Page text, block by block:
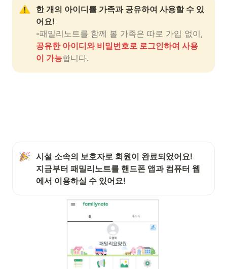
한 개의 아이디를 가족과 공유하여 사용할 수 있
어요!
-
공유한 아이디와 비밀번호로 로그인하여 사용
이 가능합니다.
시설 소속의 보호자로 회원이 완료되었어요!
지금부터 패밀리노트를 핸드폰 앱과 컴퓨터 웹
에서 이용하실 수 있어요!